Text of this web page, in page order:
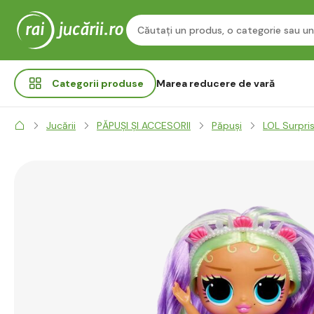
Categorii produse Marea reducere de vară
Jucării PĂPUȘI ȘI ACCESORII Păpuși LOL